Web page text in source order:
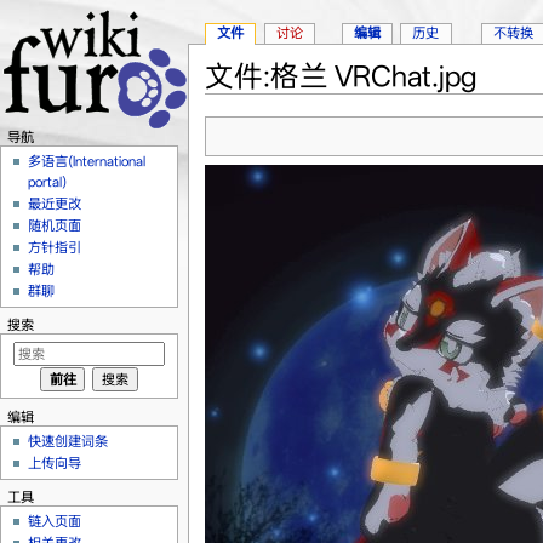
文件:格兰 VRChat.jpg
文件 讨论 编辑 历史 不转换
导航
多语言(International
portal)
最近更改
随机页面
方针指引
帮助
群聊
搜索
编辑
快速创建词条
上传向导
工具
链入页面